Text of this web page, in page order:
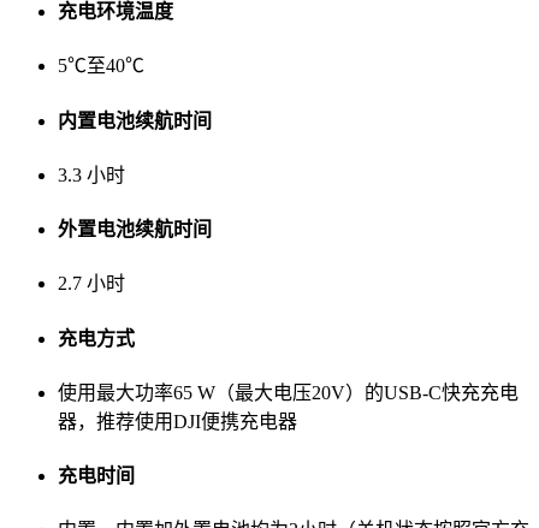
充电环境温度
5℃至40℃
内置电池续航时间
3.3 小时
外置电池续航时间
2.7 小时
充电方式
使用最大功率65 W（最大电压20V）的USB-C快充充电
器，推荐使用DJI便携充电器
充电时间